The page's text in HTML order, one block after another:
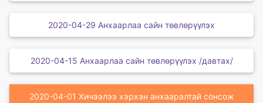
2020-04-29 Анхаарлаа сайн төвлөрүүлэх
2020-04-15 Анхаарлаа сайн төвлөрүүлэх /давтах/
2020-04-01 Хичээлээ хэрхэн анхааралтай сонсож